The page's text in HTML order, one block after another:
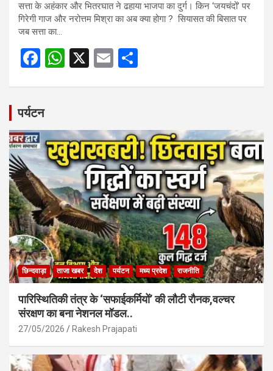
सत्ता के अहंकार और भितरघात ने ढहाया भाजपा का दुर्ग। किन ‘जयचंदों’ पर
गिरेगी गाज और नरोत्तम मिश्रा का अब क्या होगा ? सियासत की बिसात पर
जब सत्ता का…
F
b
o
o
k
W
A
p
p
X
E
पर्यटन
छिन्दवाड़ा ताजा खबर देश पर्यटन मध्य प्रदेश राजनीति
पारिस्थितिकी तंत्र के ‘सफाईकर्मियों’ की लौटी रौनक,वल्चर
संरक्षण का बना नेशनल मॉडल..
27/05/2026 Rakesh Prajapati